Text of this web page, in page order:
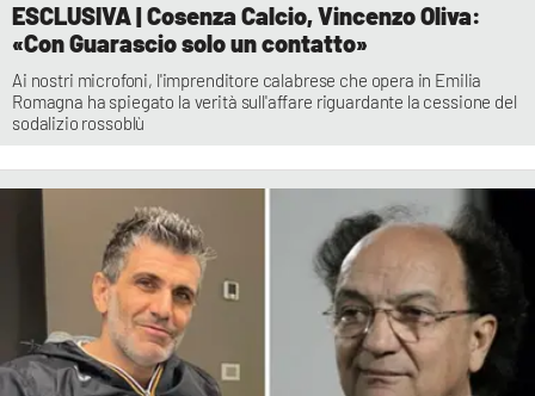
ESCLUSIVA | Cosenza Calcio, Vincenzo Oliva:
«Con Guarascio solo un contatto»
Ai nostri microfoni, l'imprenditore calabrese che opera in Emilia
Romagna ha spiegato la verità sull'affare riguardante la cessione del
sodalizio rossoblù